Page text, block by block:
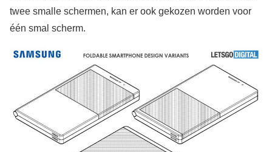
twee smalle schermen, kan er ook gekozen worden voor
één smal scherm.